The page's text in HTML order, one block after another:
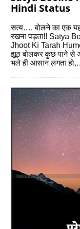
Hindi Status
सत्य…. बोलने का एक यह
रखना पड़ता!! Satya
Jhoot Ki Tarah
झूठ बोलकर कुछ पाने से
भले ही आसान लगता